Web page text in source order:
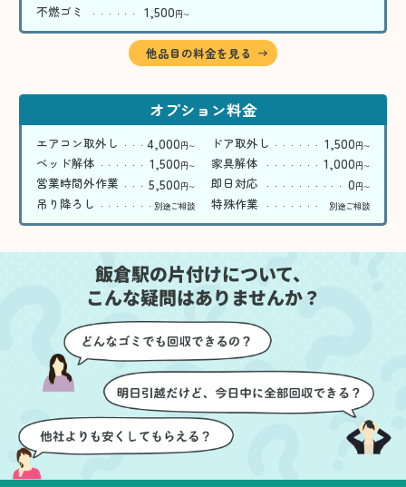
不燃ゴミ 1,500円〜
他品目の料金を見る
オプション料金
エアコン取外し 4,000円〜 ドア取外し 1,500円〜
ベッド解体 1,500円〜 家具解体 1,000円〜
営業時間外作業 5,500円〜 即日対応 0円〜
吊り降ろし 別途ご相談 特殊作業 別途ご相談
飯倉駅の片付けについて、
こんな疑問はありませんか？